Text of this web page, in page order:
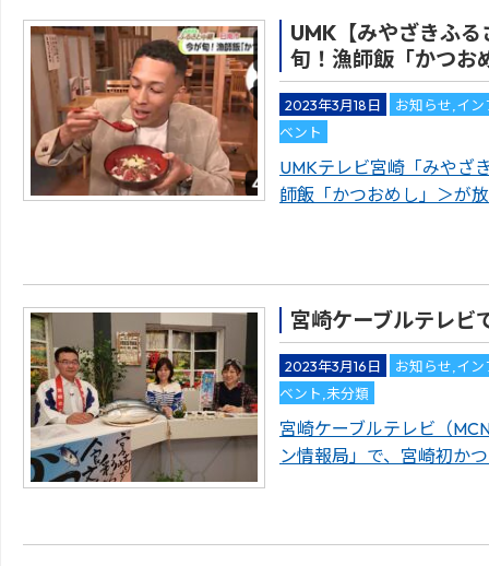
UMK【みやざきふ
旬！漁師飯「かつお
2023年3月18日 お知らせ イン
ベント
UMKテレビ宮崎「みやざ
師飯「かつおめし」＞が
宮崎ケーブルテレビ
2023年3月16日 お知らせ イン
ベント 未分類
宮崎ケーブルテレビ（
ン情報局」で、宮崎初か